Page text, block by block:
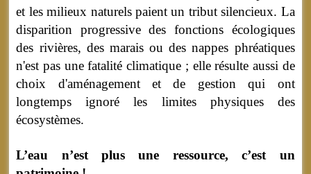
et les milieux naturels paient un tribut silencieux. La
disparition progressive des fonctions écologiques
des rivières, des marais ou des nappes phréatiques
n'est pas une fatalité climatique ; elle résulte aussi de
choix d'aménagement et de gestion qui ont
longtemps ignoré les limites physiques des
écosystèmes.
L’eau n’est plus une ressource, c’est un